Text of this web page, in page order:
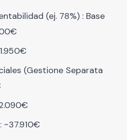
(ej. 78%) : Base
(Gestione Separata
: ~37.910€